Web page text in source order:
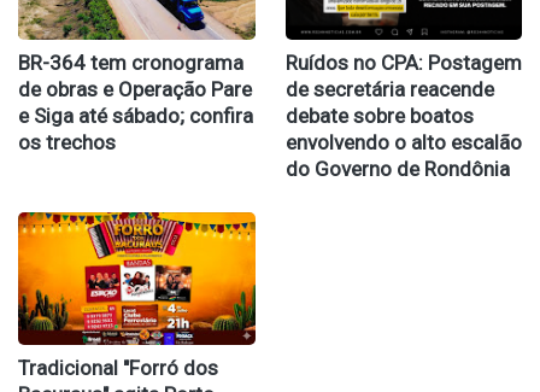
BR-364 tem cronograma
de obras e Operação Pare
e Siga até sábado; confira
os trechos
Ruídos no CPA: Postagem
de secretária reacende
debate sobre boatos
envolvendo o alto escalão
do Governo de Rondônia
Tradicional "Forró dos